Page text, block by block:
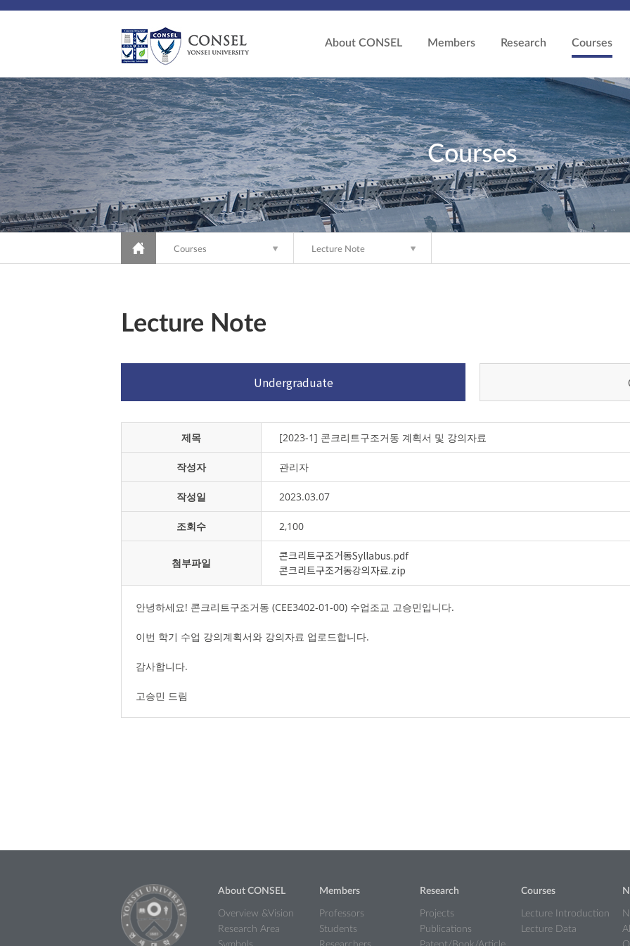
About CONSEL Members Research Courses
Courses
Courses Lecture Note
Lecture Note
Undergraduate
제목 [2023-1] 콘크리트구조거동 계획서 및 강의자료
작성자 관리자
작성일 2023.03.07
조회수 2,100
첨부파일
콘크리트구조거동Syllabus.pdf
콘크리트구조거동강의자료.zip
안녕하세요! 콘크리트구조거동 (CEE3402-01-00) 수업조교 고승민입니다.
이번 학기 수업 강의계획서와 강의자료 업로드합니다.
감사합니다.
고승민 드림
About CONSEL
Overview &Vision
Research Area
Members
Professors
Students
Research
Projects
Publications
Courses
Lecture Introduction
Lecture Data